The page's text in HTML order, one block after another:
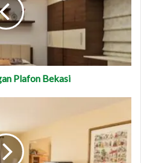
Plafon Bekasi